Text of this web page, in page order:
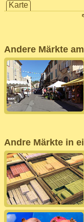
Karte
Andere Märkte
Andre Märkte in